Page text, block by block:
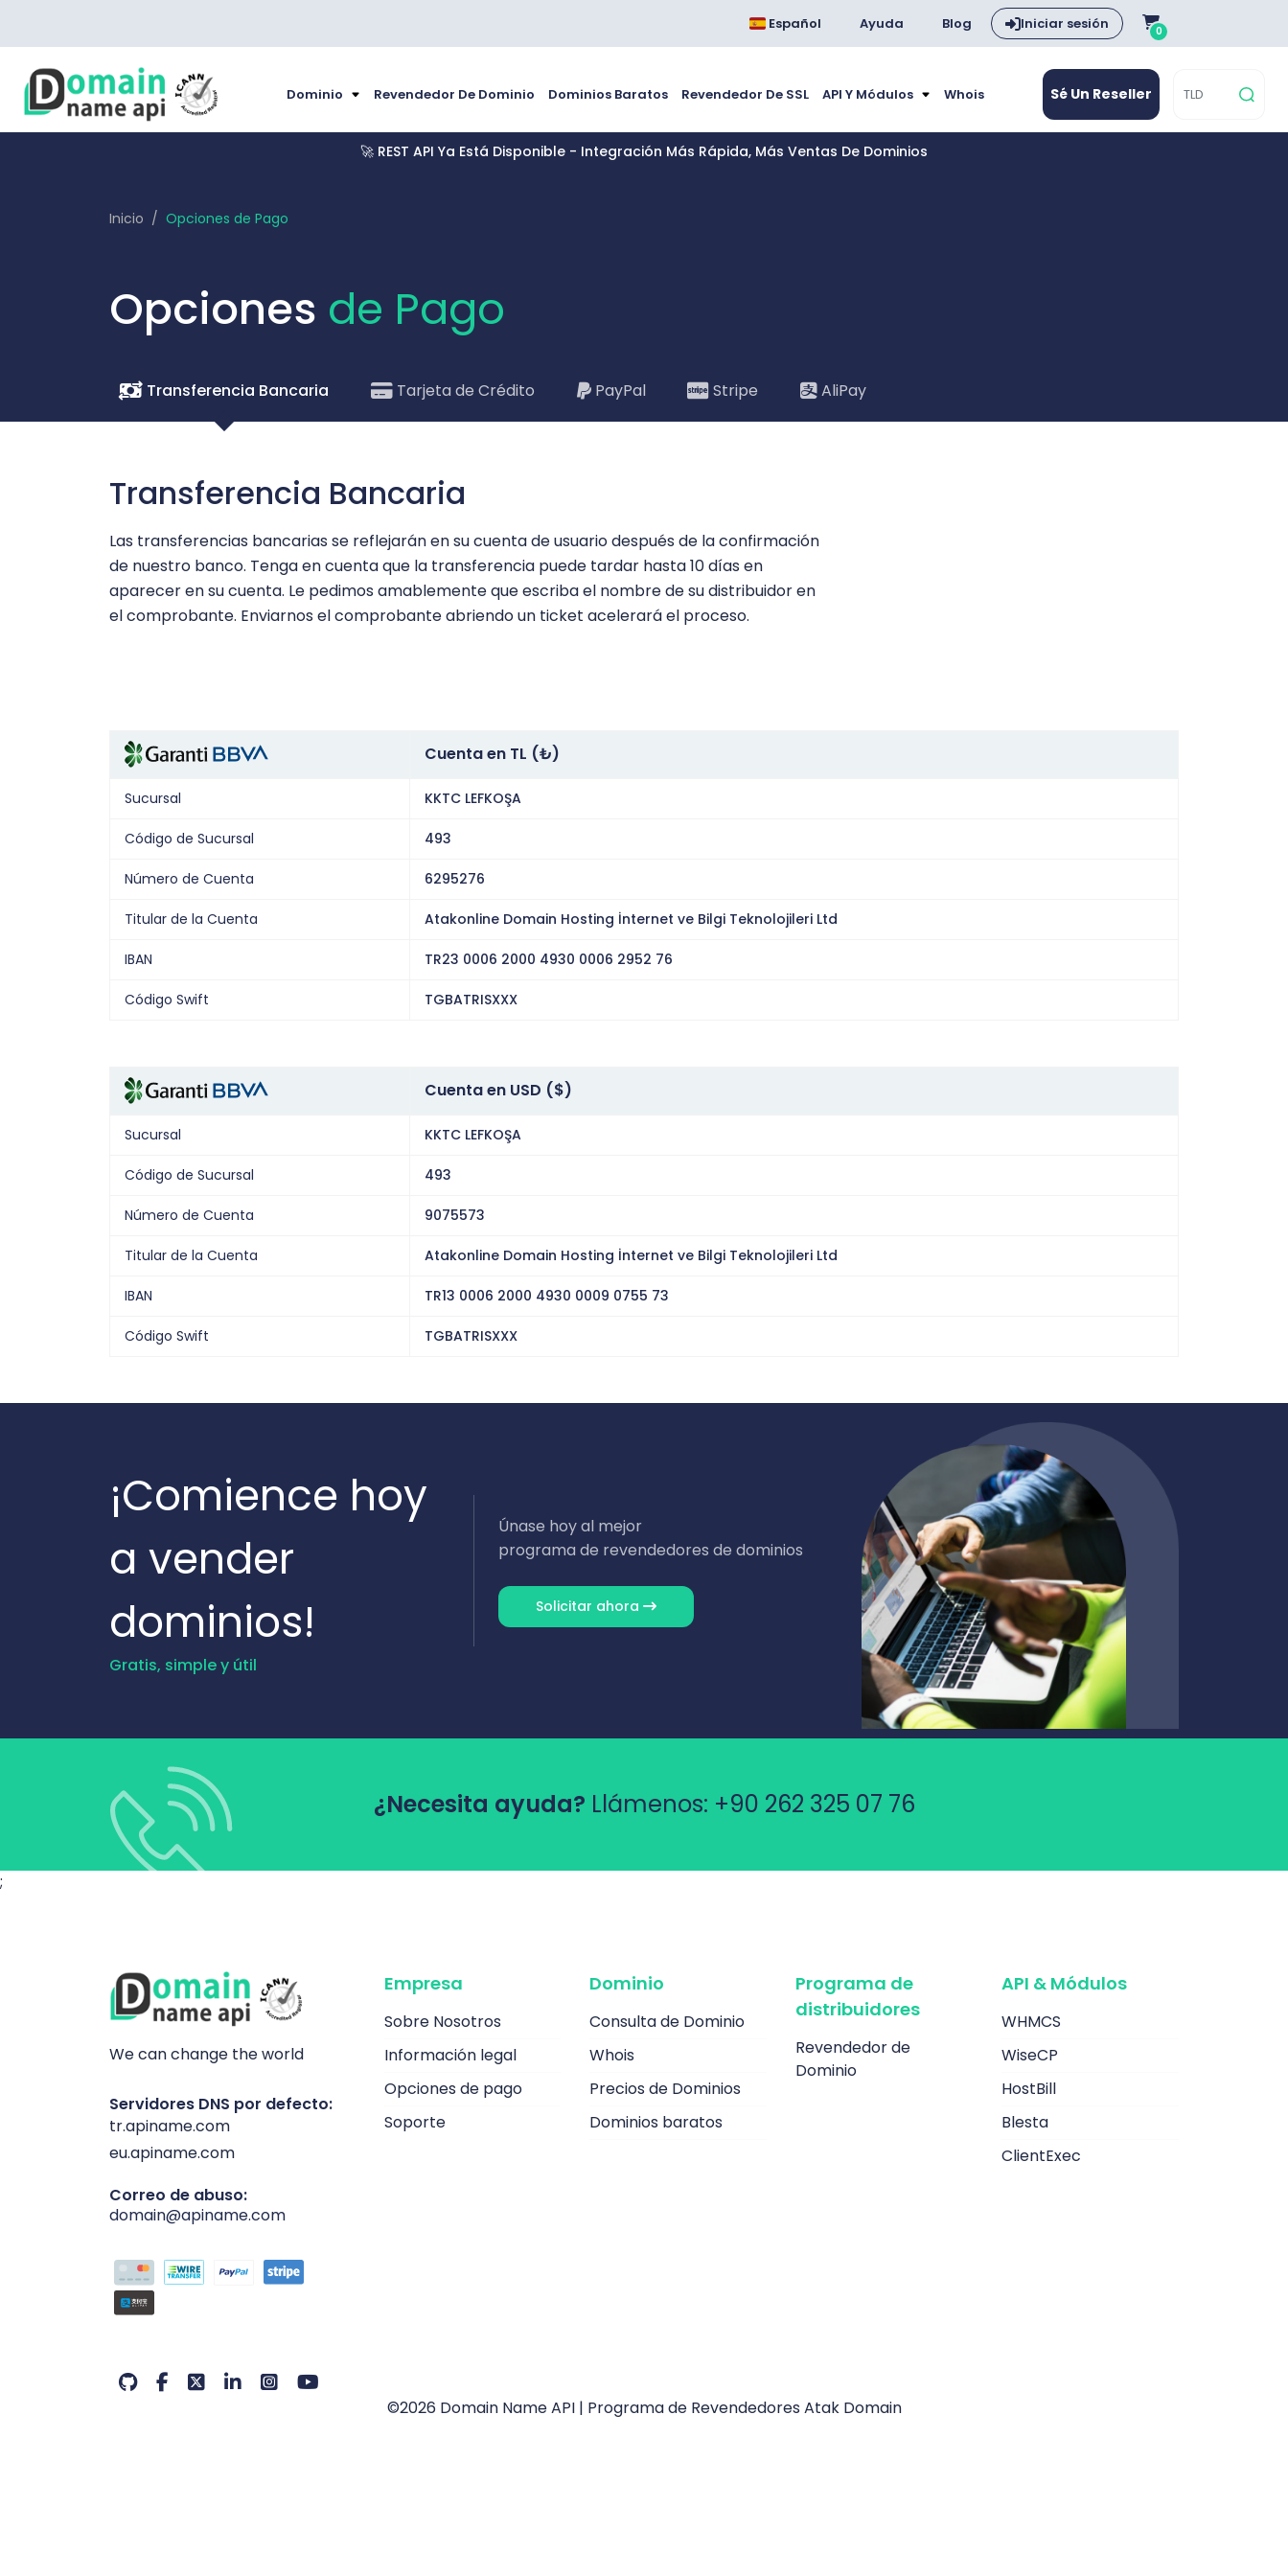
Español Ayuda Blog Iniciar sesión 0
Dominio Revendedor De Dominio Dominios Baratos Revendedor De SSL API Y Módulos Whois Sé Un Reseller
🚀 REST API Ya Está Disponible - Integración Más Rápida, Más Ventas De Dominios
Inicio Opciones de Pago
Opciones de Pago
Transferencia Bancaria Tarjeta de Crédito PayPal Stripe AliPay
Transferencia Bancaria
Las transferencias bancarias se reflejarán en su cuenta de usuario después de la confirmación
de nuestro banco. Tenga en cuenta que la transferencia puede tardar hasta 10 días en
aparecer en su cuenta. Le pedimos amablemente que escriba el nombre de su distribuidor en
el comprobante. Enviarnos el comprobante abriendo un ticket acelerará el proceso.
Cuenta en TL (₺)
Sucursal KKTC LEFKOŞA
Código de Sucursal 493
Número de Cuenta 6295276
Titular de la Cuenta Atakonline Domain Hosting İnternet ve Bilgi Teknolojileri Ltd
IBAN TR23 0006 2000 4930 0006 2952 76
Código Swift TGBATRISXXX
Cuenta en USD ($)
Sucursal KKTC LEFKOŞA
Código de Sucursal 493
Número de Cuenta 9075573
Titular de la Cuenta Atakonline Domain Hosting İnternet ve Bilgi Teknolojileri Ltd
IBAN TR13 0006 2000 4930 0009 0755 73
Código Swift TGBATRISXXX
¡Comience hoy
a vender
dominios!
Gratis, simple y útil
Únase hoy al mejor
programa de revendedores de dominios
Solicitar ahora
¿Necesita ayuda? Llámenos: +90 262 325 07 76
;
We can change the world
Servidores DNS por defecto:
tr.apiname.com
eu.apiname.com
Correo de abuso:
domain@apiname.com
Empresa
Sobre Nosotros
Información legal
Opciones de pago
Soporte
Dominio
Consulta de Dominio
Whois
Precios de Dominios
Dominios baratos
Programa de
distribuidores
Revendedor de
Dominio
API & Módulos
WHMCS
WiseCP
HostBill
Blesta
ClientExec
©2026 Domain Name API | Programa de Revendedores Atak Domain